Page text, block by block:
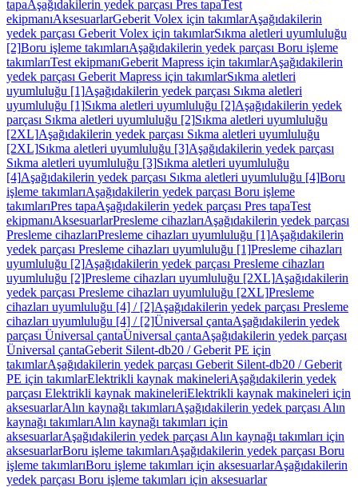
tapaAşağıdakilerin yedek parçası Pres tapaTest
ekipmanıAksesuarlarGeberit Volex için takımlarAşağıdakilerin
yedek parçası Geberit Volex için takımlarSıkma aletleri uyumluluğu
[2]Boru işleme takımlarıAşağıdakilerin yedek parçası Boru işleme
takımlarıTest ekipmanıGeberit Mapress için takımlarAşağıdakilerin
yedek parçası Geberit Mapress için takımlarSıkma aletleri
uyumluluğu [1]Aşağıdakilerin yedek parçası Sıkma aletleri
uyumluluğu [1]Sıkma aletleri uyumluluğu [2]Aşağıdakilerin yedek
parçası Sıkma aletleri uyumluluğu [2]Sıkma aletleri uyumluluğu
[2XL]Aşağıdakilerin yedek parçası Sıkma aletleri uyumluluğu
[2XL]Sıkma aletleri uyumluluğu [3]Aşağıdakilerin yedek parçası
Sıkma aletleri uyumluluğu [3]Sıkma aletleri uyumluluğu
[4]Aşağıdakilerin yedek parçası Sıkma aletleri uyumluluğu [4]Boru
işleme takımlarıAşağıdakilerin yedek parçası Boru işleme
takımlarıPres tapaAşağıdakilerin yedek parçası Pres tapaTest
ekipmanıAksesuarlarPresleme cihazlarıAşağıdakilerin yedek parçası
Presleme cihazlarıPresleme cihazları uyumluluğu [1]Aşağıdakilerin
yedek parçası Presleme cihazları uyumluluğu [1]Presleme cihazları
uyumluluğu [2]Aşağıdakilerin yedek parçası Presleme cihazları
uyumluluğu [2]Presleme cihazları uyumluluğu [2XL]Aşağıdakilerin
yedek parçası Presleme cihazları uyumluluğu [2XL]Presleme
cihazları uyumluluğu [4] / [2]Aşağıdakilerin yedek parçası Presleme
cihazları uyumluluğu [4] / [2]Üniversal çantaAşağıdakilerin yedek
parçası Üniversal çantaÜniversal çantaAşağıdakilerin yedek parçası
Üniversal çantaGeberit Silent-db20 / Geberit PE için
takımlarAşağıdakilerin yedek parçası Geberit Silent-db20 / Geberit
PE için takımlarElektrikli kaynak makineleriAşağıdakilerin yedek
parçası Elektrikli kaynak makineleriElektrikli kaynak makineleri için
aksesuarlarAlın kaynağı takımlarıAşağıdakilerin yedek parçası Alın
kaynağı takımlarıAlın kaynağı takımları için
aksesuarlarAşağıdakilerin yedek parçası Alın kaynağı takımları için
aksesuarlarBoru işleme takımlarıAşağıdakilerin yedek parçası Boru
işleme takımlarıBoru işleme takımları için aksesuarlarAşağıdakilerin
yedek parçası Boru işleme takımları için aksesuarlar